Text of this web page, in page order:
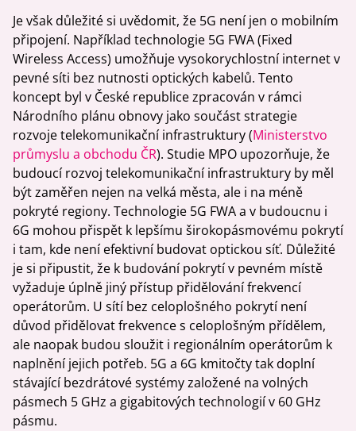
Je však důležité si uvědomit, že 5G není jen o mobilním
připojení. Například technologie 5G FWA (Fixed
Wireless Access) umožňuje vysokorychlostní internet v
pevné síti bez nutnosti optických kabelů. Tento
koncept byl v České republice zpracován v rámci
Národního plánu obnovy jako součást strategie
rozvoje telekomunikační infrastruktury (Ministerstvo
průmyslu a obchodu ČR). Studie MPO upozorňuje, že
budoucí rozvoj telekomunikační infrastruktury by měl
být zaměřen nejen na velká města, ale i na méně
pokryté regiony. Technologie 5G FWA a v budoucnu i
6G mohou přispět k lepšímu širokopásmovému pokrytí
i tam, kde není efektivní budovat optickou síť. Důležité
je si připustit, že k budování pokrytí v pevném místě
vyžaduje úplně jiný přístup přidělování frekvencí
operátorům. U sítí bez celoplošného pokrytí není
důvod přidělovat frekvence s celoplošným přídělem,
ale naopak budou sloužit i regionálním operátorům k
naplnění jejich potřeb. 5G a 6G kmitočty tak doplní
stávající bezdrátové systémy založené na volných
pásmech 5 GHz a gigabitových technologií v 60 GHz
pásmu.